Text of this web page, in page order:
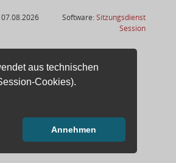
aus technischen
Cookies).
Annehmen
Software:Sitzungsdienst
Session(Wird in